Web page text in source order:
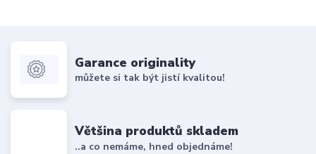
Garance originality
můžete si tak být jistí kvalitou!
Většina produktů skladem
..a co nemáme, hned objednáme!